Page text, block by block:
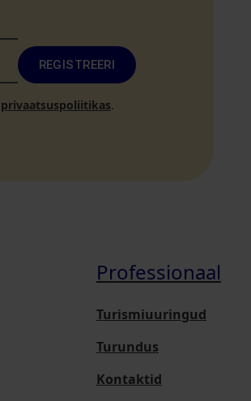
REGISTREERI
privaatsuspoliitikas.
Professionaal
Turismiuuringud
Turundus
Kontaktid